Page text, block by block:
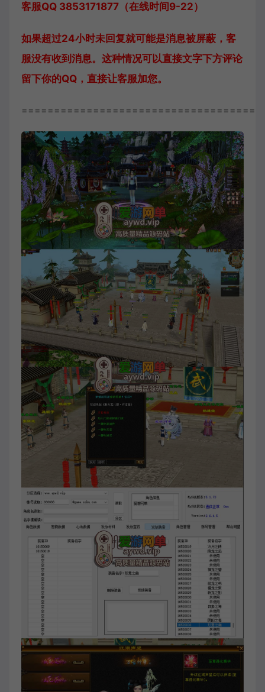
客服QQ 3853171877（在线时间9-22）
如果超过24小时未回复就可能是消息被屏蔽，客
服没有收到消息。这种情况可以直接文字下方评论
留下你的QQ，直接让客服加您。